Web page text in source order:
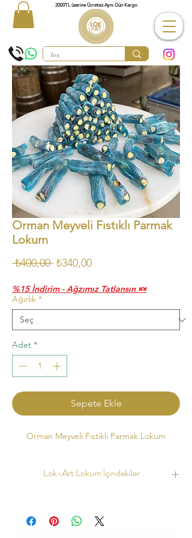
2000TL üzerine Ücretsiz Aynı Gün Kargo
Orman Meyveli Fıstıklı Parmak
Lokum
₺400,00 Normal
₺340,00İndirimli
%15 İndirim - Ağzımız Tatlansın 🍬
Ağırlık *
Adet *
Sepete Ekle
Orman Meyveli Fıstıklı Parmak Lokum
Lok-Art Lokum İçindekiler
Buğday Nişastası, Mısır Nişastası, Limon
Tuzu, Doğal Boya